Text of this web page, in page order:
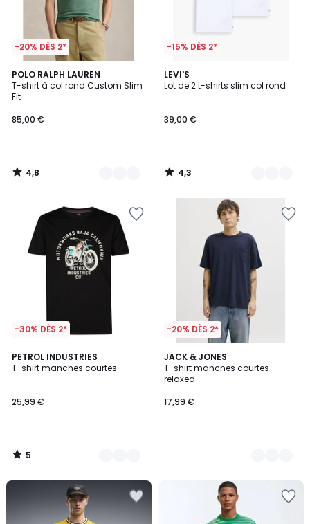
-20% DÈS 2*
POLO RALPH LAUREN
T-shirt à col rond Custom Slim
Fit
85,00 €
4,8
/ 5
12
Couleurs
4,8
/
-15% DÈS 2*
LEVI'S
Lot de 2 t-shirts slim col rond
39,00 €
4,3
/ 5
4
Couleurs
4,3
/
-30% DÈS 2*
PETROL INDUSTRIES
T-shirt manches courtes
25,99 €
5
/
2
Couleurs
5
/
-20% DÈS 2*
JACK & JONES
T-shirt manches courtes
relaxed
17,99 €
3
Couleurs